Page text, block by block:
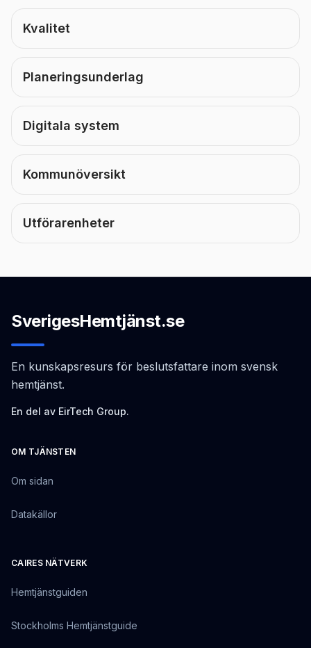
Kvalitet
Planeringsunderlag
Digitala system
Kommunöversikt
Utförarenheter
SverigesHemtjänst.se
En kunskapsresurs för beslutsfattare inom svensk
hemtjänst.
En del av EirTech Group.
OM TJÄNSTEN
Om sidan
Datakällor
CAIRES NÄTVERK
Hemtjänstguiden
Stockholms Hemtjänstguide